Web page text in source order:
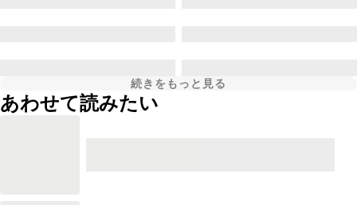
続きをもっと見る
あわせて読みたい